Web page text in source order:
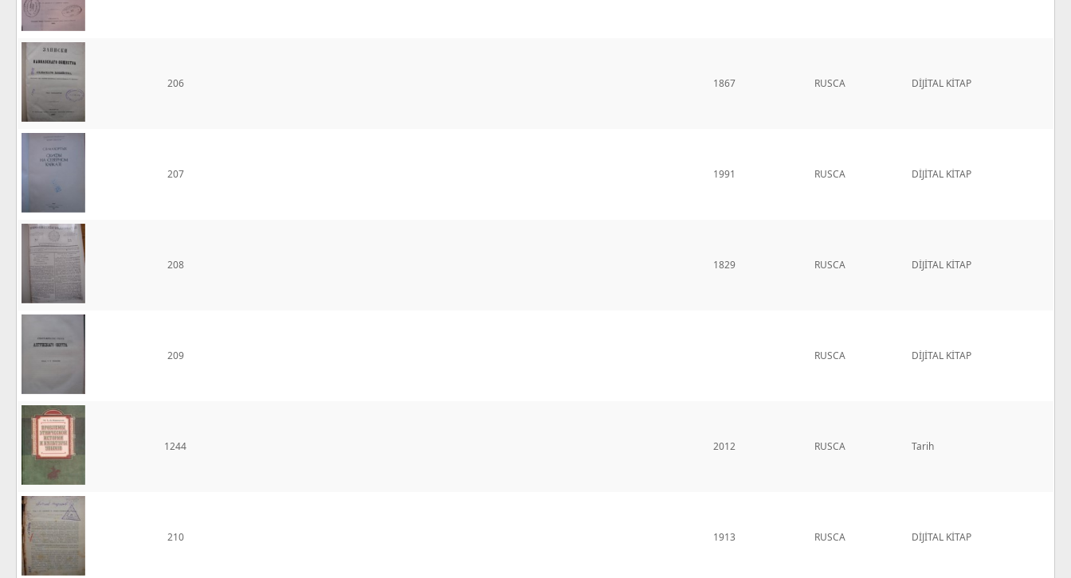
206 1867 RUSCA DİJİTAL KİTAP
207 1991 RUSCA DİJİTAL KİTAP
208 1829 RUSCA DİJİTAL KİTAP
209 RUSCA DİJİTAL KİTAP
1244 2012 RUSCA Tarih
210 1913 RUSCA DİJİTAL KİTAP